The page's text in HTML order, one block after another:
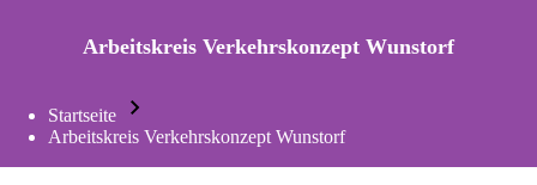
Arbeitskreis Verkehrskonzept Wunstorf
Pfadnavigation
Startseite
Arbeitskreis Verkehrskonzept Wunstorf